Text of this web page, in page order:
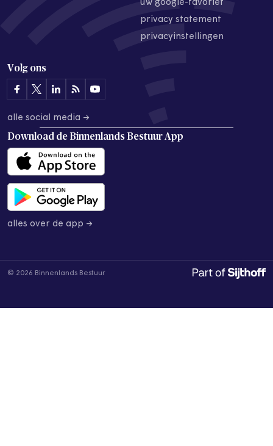
uw google-favoriet
privacy statement
privacyinstellingen
Volg ons
alle social media →
Download de Binnenlands Bestuur App
alles over de app →
© 2026 Binnenlands Bestuur